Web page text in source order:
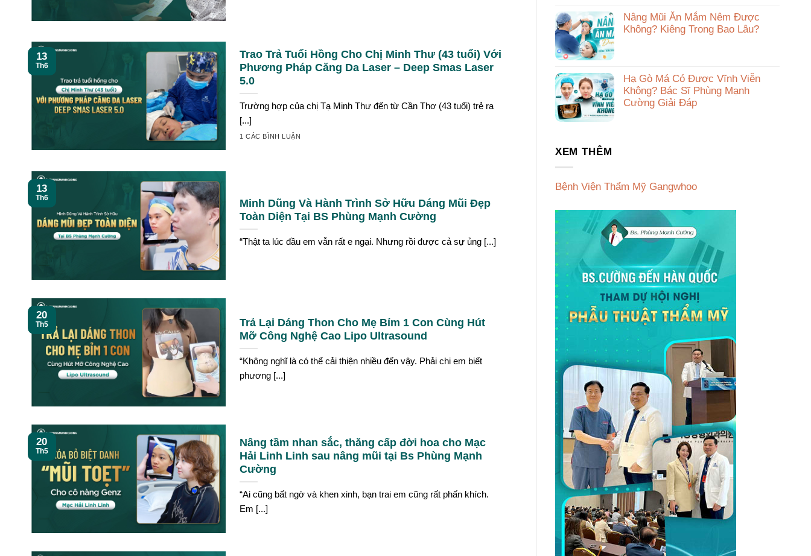
Trao Trả Tuổi Hồng Cho Chị Minh Thư (43 tuổi) Với
Phương Pháp Căng Da Laser – Deep Smas Laser
5.0
Trường hợp của chị Tạ Minh Thư đến từ Cần Thơ (43 tuổi) trẻ ra
[...]
1 CÁC BÌNH LUẬN
13
Th6
Minh Dũng Và Hành Trình Sở Hữu Dáng Mũi Đẹp
Toàn Diện Tại BS Phùng Mạnh Cường
“Thật ta lúc đầu em vẫn rất e ngại. Nhưng rồi được cả sự ủng [...]
13
Th6
Trả Lại Dáng Thon Cho Mẹ Bỉm 1 Con Cùng Hút
Mỡ Công Nghệ Cao Lipo Ultrasound
“Không nghĩ là có thể cải thiện nhiều đến vậy. Phải chi em biết
phương [...]
20
Th5
Nâng tầm nhan sắc, thăng cấp đời hoa cho Mạc
Hải Linh Linh sau nâng mũi tại Bs Phùng Mạnh
Cường
“Ai cũng bất ngờ và khen xinh, bạn trai em cũng rất phấn khích.
Em [...]
20
Th5
Nâng Mũi Ăn Mắm Nêm Được
Không? Kiêng Trong Bao Lâu?
Hạ Gò Má Có Được Vĩnh Viễn
Không? Bác Sĩ Phùng Mạnh
Cường Giải Đáp
XEM THÊM
Bệnh Viện Thẩm Mỹ Gangwhoo